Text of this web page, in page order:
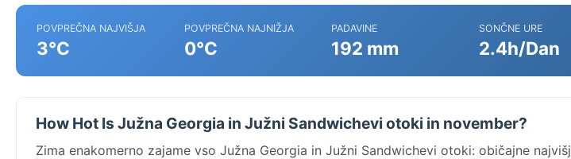
POVPREČNA NAJVIŠJA
3°C
POVPREČNA NAJNIŽJA
0°C
PADAVINE
192 mm
SONČNE URE
2.4h/Dan
How Hot Is Južna Georgia in Južni Sandwichevi otoki in november?
Zima enakomerno zajame vso Južna Georgia in Južni Sandwichevi otoki: običajne